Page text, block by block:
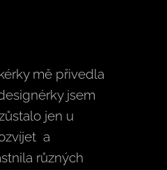
mě přivedla
jsem
jen u
a
různých